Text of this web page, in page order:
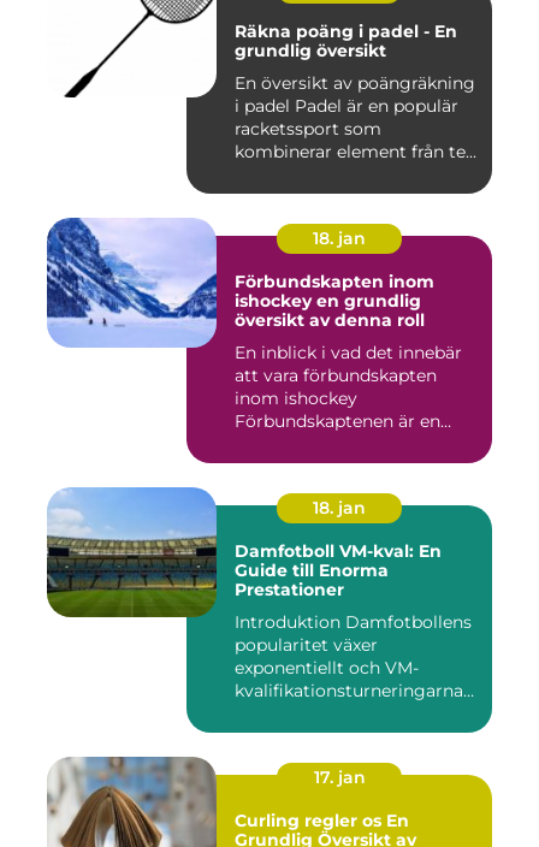
Räkna poäng i padel - En
grundlig översikt
En översikt av poängräkning
i padel Padel är en populär
racketssport som
kombinerar element från te...
18. jan
Förbundskapten inom
ishockey en grundlig
översikt av denna roll
En inblick i vad det innebär
att vara förbundskapten
inom ishockey
Förbundskaptenen är en
18. jan
Damfotboll VM-kval: En
Guide till Enorma
Prestationer
Introduktion Damfotbollens
popularitet växer
exponentiellt och VM-
kvalifikationsturneringarna
17. jan
Curling regler os En
Grundlig Översikt av